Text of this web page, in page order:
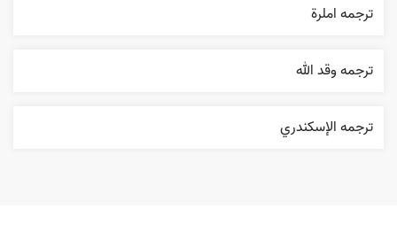
ترجمه املرة
ترجمه وقد الله
ترجمه الإسکندري